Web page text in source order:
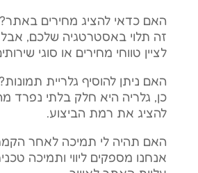
האם כדאי להציג מחירים באתר?
זה תלוי באסטרטגיה שלכם,
לציין טווחי מחירים או סוגי
האם ניתן להוסיף גלריית תמונות?
כן, גלריה היא חלק בלתי נפרד
להציג את רמת הביצוע.
האם תהיה לי תמיכה לאחר
אנחנו מספקים ליווי ותמיכה